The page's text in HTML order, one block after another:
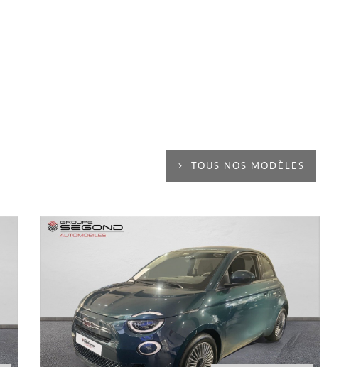
TOUS NOS MODÈLES